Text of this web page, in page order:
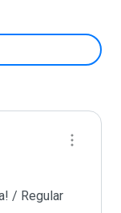
/ Regular